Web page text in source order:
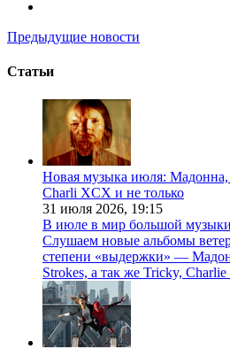
Предыдущие новости
Статьи
Новая музыка июля: Мадонна,
Charli XCX и не только
31 июля 2026, 19:15
В июле в мир большой
Слушаем новые альбомы
степени «выдержки» —
Strokes, а так же Tricky,